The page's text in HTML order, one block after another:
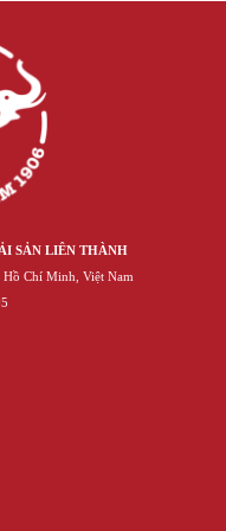
SẢN LIÊN THÀNH
Chí Minh, Việt Nam